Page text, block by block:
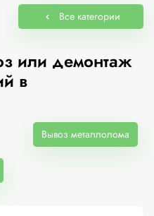
Все категории
или демонтаж
в
Вывоз металлолома